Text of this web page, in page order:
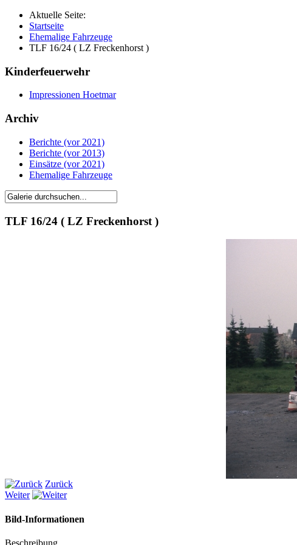
Aktuelle Seite:
Startseite
Ehemalige Fahrzeuge
TLF 16/24 ( LZ Freckenhorst )
Kinderfeuerwehr
Impressionen Hoetmar
Archiv
Berichte (vor 2021)
Berichte (vor 2013)
Einsätze (vor 2021)
Ehemalige Fahrzeuge
TLF 16/24 ( LZ Freckenhorst )
Zurück
Weiter
Bild-Informationen
Beschreibung